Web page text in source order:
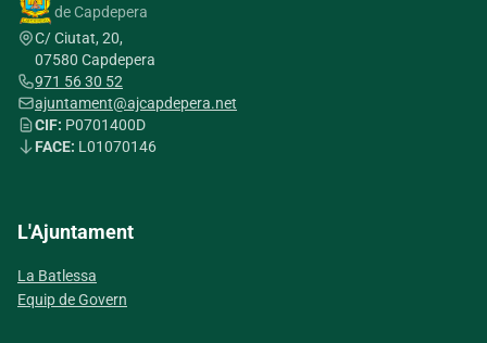
de Capdepera
C/ Ciutat, 20,
07580 Capdepera
971 56 30 52
ajuntament@ajcapdepera.net
CIF: P0701400D
FACE: L01070146
L'Ajuntament
La Batlessa
Equip de Govern